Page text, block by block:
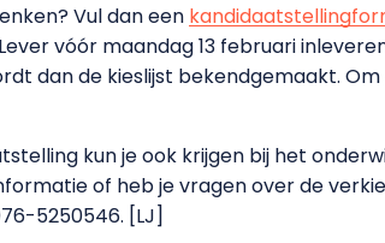
Vul dan een
vóór maandag 13 februari
dan de kieslijst bekendgemaakt.
kun je ook krijgen bij het
of heb je vragen over de
5250546. [LJ]